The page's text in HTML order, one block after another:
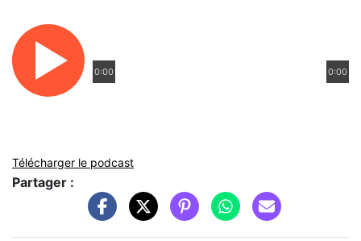
0:00 0:00
Télécharger le podcast
Partager :